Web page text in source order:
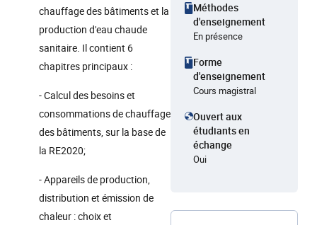
chauffage des bâtiments et la
production d'eau chaude
sanitaire. Il contient 6
chapitres principaux :
- Calcul des besoins et
consommations de chauffage
des bâtiments, sur la base de
la RE2020;
- Appareils de production,
distribution et émission de
chaleur : choix et
Méthodes
d'enseignement
En présence
Forme
d'enseignement
Cours magistral
Ouvert aux
étudiants en
échange
Oui